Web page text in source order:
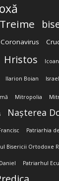
Coronavirus
Hristos
Ilarion Boian Israel
Mitropolia
Nașterea
Patriarhia
Bisericii Ortodoxe
Patriarhul